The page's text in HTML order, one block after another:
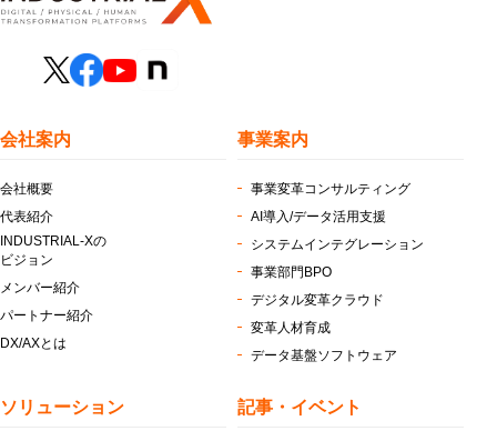
会社案内
会社概要
代表紹介
INDUSTRIAL-Xの
ビジョン
メンバー紹介
パートナー紹介
DX/AXとは
事業案内
事業変革コンサルティング
AI導入/データ活用支援
システムインテグレーション
事業部門BPO
デジタル変革クラウド
変革人材育成
データ基盤ソフトウェア
ソリューション 記事・イベント